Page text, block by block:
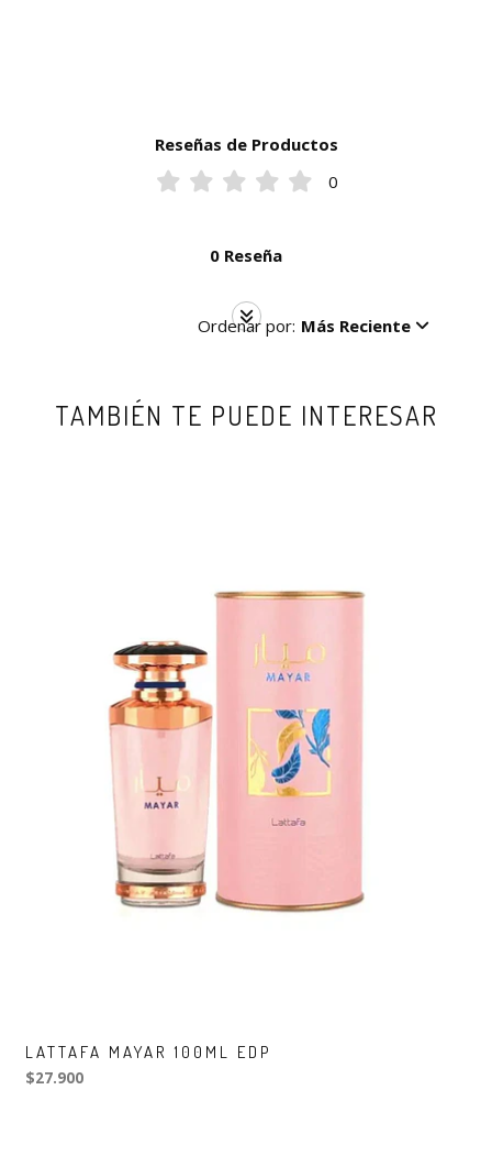
Reseñas de Productos
0
0 Reseña
Ordenar por: Más Reciente
TAMBIÉN TE PUEDE INTERESAR
LATTAFA MAYAR 100ML EDP
$27.900